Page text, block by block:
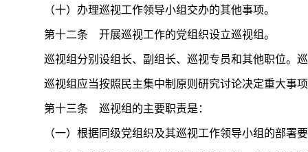
（十）办理巡视工作领导小组交办的其他事项。
第十二条 开展巡视工作的党组织设立巡视组。
巡视组分别设组长、副组长、巡视专员和其他职位。
巡视组应当按照民主集中制原则研究讨论决定重大事
第十三条 巡视组的主要职责是：
（一）根据同级党组织及其巡视工作领导小组的部署